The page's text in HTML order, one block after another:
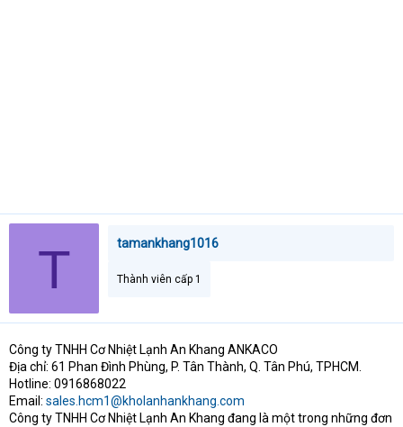
T tamankhang1016
Thành viên cấp 1
Công ty TNHH Cơ Nhiệt Lạnh An Khang ANKACO
Địa chỉ: 61 Phan Đình Phùng, P. Tân Thành, Q. Tân Phú, TPHCM.
Hotline: 0916868022
Email: sales.hcm1@kholanhankhang.com
Công ty TNHH Cơ Nhiệt Lạnh An Khang đang là một trong những đơn